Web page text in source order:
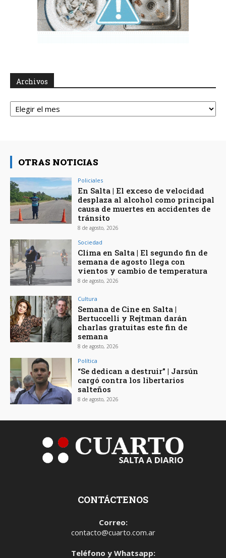
Archivos
Archivos
OTRAS NOTICIAS
Policiales
En Salta | El exceso de velocidad
desplaza al alcohol como principal
causa de muertes en accidentes de
tránsito
8 de agosto, 2026
Sociedad
Clima en Salta | El segundo fin de
semana de agosto llega con
vientos y cambio de temperatura
8 de agosto, 2026
Cultura
Semana de Cine en Salta |
Bertuccelli y Rejtman darán
charlas gratuitas este fin de
semana
8 de agosto, 2026
Política
“Se dedican a destruir” | Jarsún
cargó contra los libertarios
salteños
8 de agosto, 2026
CONTÁCTENOS
Correo:
contacto@cuarto.com.ar
Teléfono y Whatsapp: